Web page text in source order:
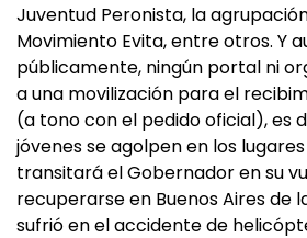
Juventud Peronista, la
Movimiento Evita, entre otros. Y
públicamente, ningún portal ni
a una movilización para el
(a tono con el pedido oficial), es
jóvenes se agolpen en los
transitará el Gobernador en su
recuperarse en Buenos Aires de
sufrió en el accidente de